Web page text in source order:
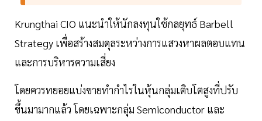
Krungthai CIO แนะนำให้นักลงทุนใช้กลยุทธ์ Barbell
Strategy เพื่อสร้างสมดุลระหว่างการแสวงหาผลตอบแทน
และการบริหารความเสี่ยง
โดยควรทยอยแบ่งขายทำกำไรในหุ้นกลุ่มเติบโตสูงที่ปรับ
ขึ้นมามากแล้ว โดยเฉพาะกลุ่ม Semiconductor และ